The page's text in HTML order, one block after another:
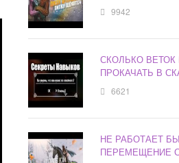
9942
СКОЛЬКО
ПРОКАЧАТЬ В
6621
НЕ РАБОТАЕТ
ПЕРЕМЕЩЕНИЕ